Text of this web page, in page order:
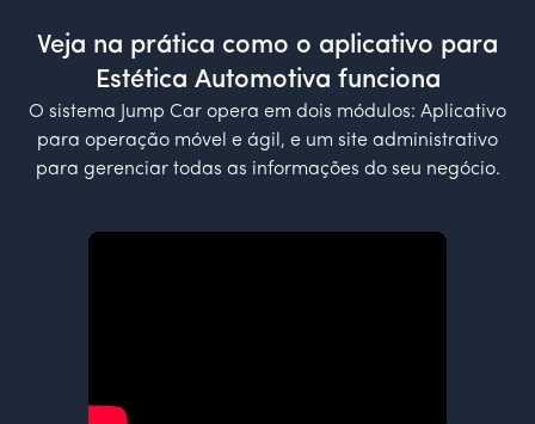
Veja na prática como o aplicativo para
Estética Automotiva funciona
O sistema Jump Car opera em dois módulos: Aplicativo
para operação móvel e ágil, e um site administrativo
para gerenciar todas as informações do seu negócio.